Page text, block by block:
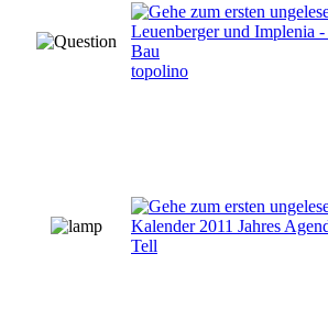
Leuenberger und Implenia
Bau
topolino
Kalender 2011 Jahres
Tell